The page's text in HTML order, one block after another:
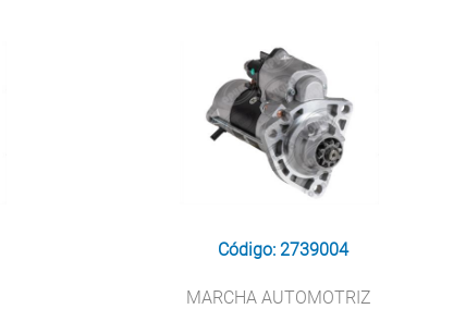
Código: 2739004
MARCHA AUTOMOTRIZ